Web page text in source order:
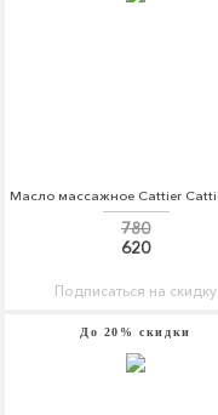
780
620
Подписаться на скидку
До 20% скидки